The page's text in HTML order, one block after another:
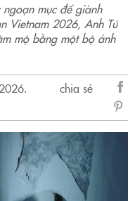
mục để giành
Vietnam 2026, Anh Tú
mộ bằng một bộ ảnh
chia sẻ
sẻ